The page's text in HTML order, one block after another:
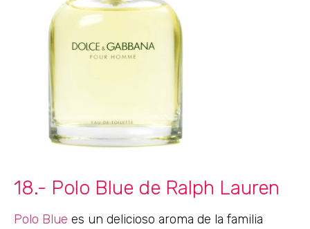
18.- Polo Blue de Ralph Lauren
Polo Blue es un delicioso aroma de la familia